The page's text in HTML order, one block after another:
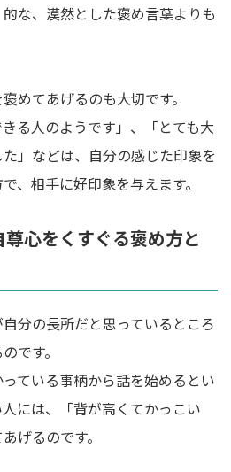
な、漠然とした褒め言葉よりも
めてあげるのも大切です。
きる人のようです」、「とても大
」などは、自分の感じた印象を
、相手に好印象を与えます。
心をくすぐる褒め方と
分の長所だと思っているところ
です。
ている事柄から話を始めるとい
には、「背が高くてかっこい
げるのです。